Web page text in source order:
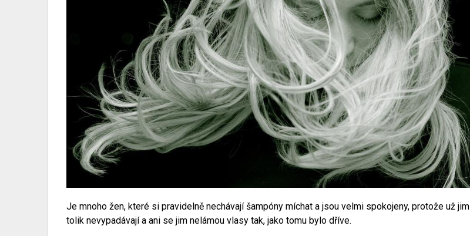
Je mnoho žen, které si pravidelně nechávají šampóny míchat a jsou velmi spokojeny, protože už jim
tolik nevypadávají a ani se jim nelámou vlasy tak, jako tomu bylo dříve.